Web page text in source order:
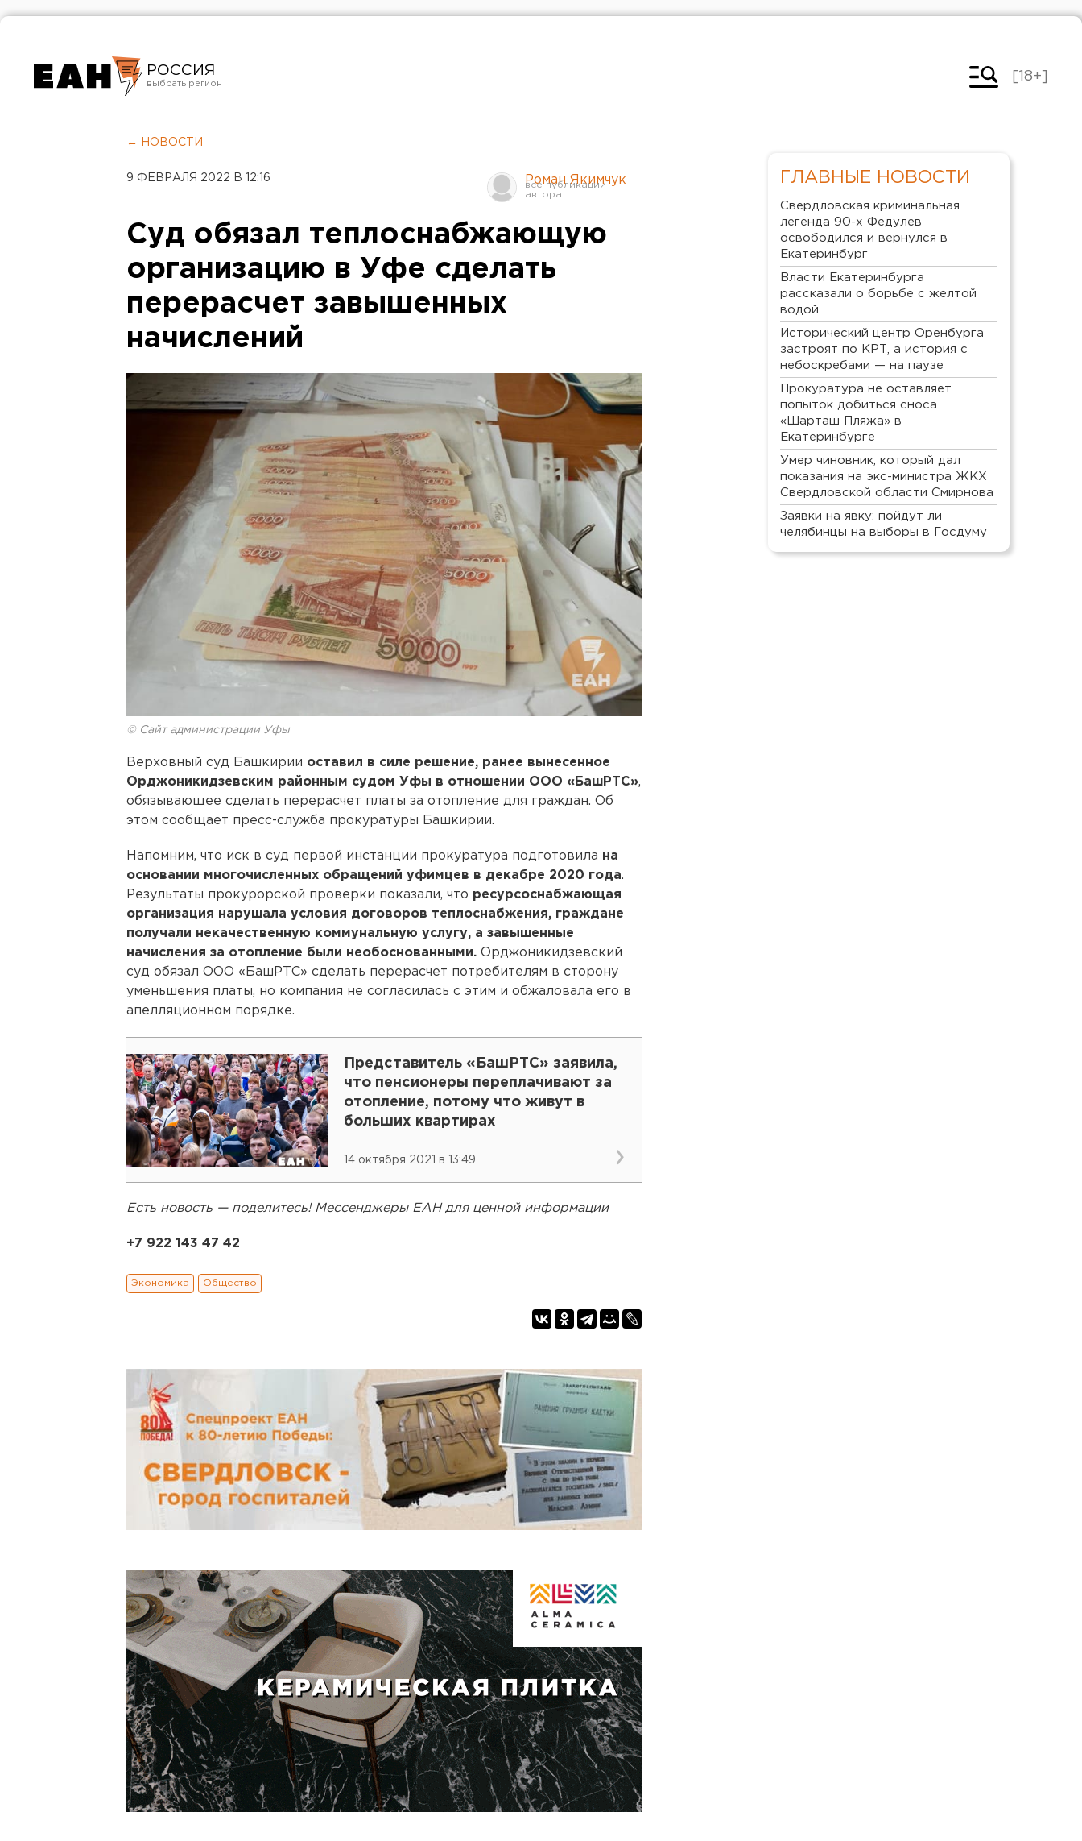
РОССИЯ
Челябинск
[18+]
← НОВОСТИ
9 ФЕВРАЛЯ 2022 В 12:16 Роман Якимчук
Суд обязал теплоснабжающую
организацию в Уфе сделать
перерасчет завышенных
начислений
© Сайт администрации Уфы
Верховный суд Башкирии оставил в силе решение, ранее вынесенное
Орджоникидзевским районным судом Уфы в отношении ООО «БашРТС»,
обязывающее сделать перерасчет платы за отопление для граждан. Об
этом сообщает пресс-служба прокуратуры Башкирии.
Напомним, что иск в суд первой инстанции прокуратура подготовила на
основании многочисленных обращений уфимцев в декабре 2020 года.
Результаты прокурорской проверки показали, что ресурсоснабжающая
организация нарушала условия договоров теплоснабжения, граждане
получали некачественную коммунальную услугу, а завышенные
начисления за отопление были необоснованными. Орджоникидзевский
суд обязал ООО «БашРТС» сделать перерасчет потребителям в сторону
уменьшения платы, но компания не согласилась с этим и обжаловала его в
апелляционном порядке.
Представитель «БашРТС» заявила,
что пенсионеры переплачивают за
отопление, потому что живут в
больших квартирах
14 октября 2021 в 13:49
Есть новость — поделитесь! Мессенджеры ЕАН для ценной информации
+7 922 143 47 42
Экономика Общество
ГЛАВНЫЕ НОВОСТИ
Свердловская криминальная
легенда 90-х Федулев
освободился и вернулся в
Екатеринбург
Власти Екатеринбурга
рассказали о борьбе с желтой
водой
Исторический центр Оренбурга
застроят по КРТ, а история с
небоскребами — на паузе
Прокуратура не оставляет
попыток добиться сноса
«Шарташ Пляжа» в
Екатеринбурге
Умер чиновник, который дал
показания на экс-министра ЖКХ
Свердловской области Смирнова
Заявки на явку: пойдут ли
челябинцы на выборы в Госдуму